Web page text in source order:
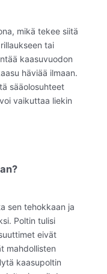
mikä tekee siitä
tai
kaasuvuodon
häviää ilmaan.
sääolosuhteet
vaikuttaa liekin
sen tehokkaan ja
Poltin tulisi
eivät
mahdollisten
kaasupoltin